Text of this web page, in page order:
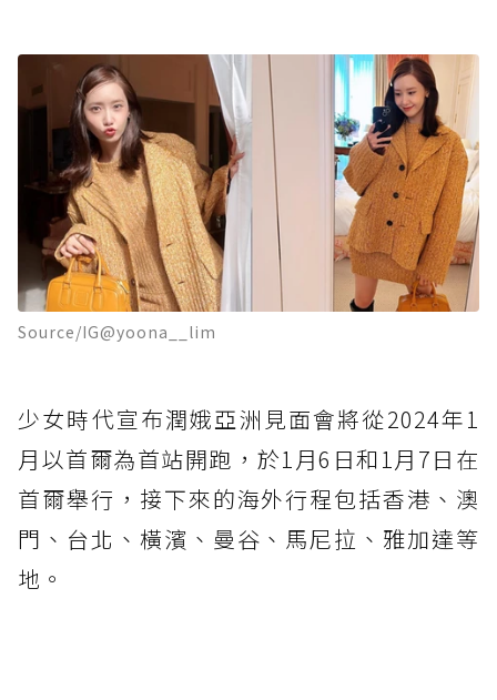
Source/IG@yoona__lim
少女時代宣布潤娥亞洲見面會將從2024年1
月以首爾為首站開跑，於1月6日和1月7日在
首爾舉行，接下來的海外行程包括香港、澳
門、台北、橫濱、曼谷、馬尼拉、雅加達等
地。